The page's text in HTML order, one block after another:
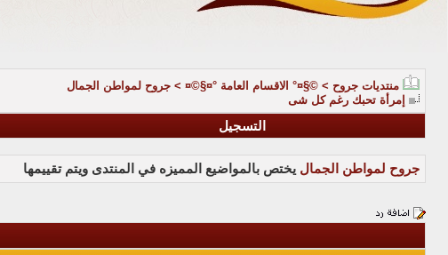
منتديات جروح > ©§¤° الاقسام العامة °¤§©¤ > جروح لمواطن الجمال
إمرأة تحبك رغم كل شى
التسجيل
جروح لمواطن الجمال يختص بالمواضيع المميزه في المنتدى ويتم تقييمها